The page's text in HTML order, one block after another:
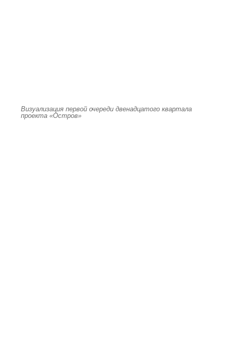
Визуализация первой очереди двенадцатого квартала
проекта «Остров»